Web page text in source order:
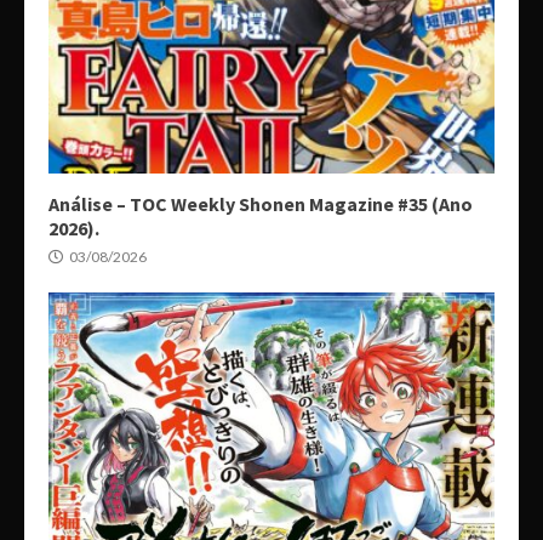
Análise – TOC Weekly Shonen Magazine #35 (Ano
2026).
03/08/2026